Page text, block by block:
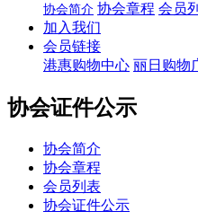
协会简介 协会章程 会员
加入我们
会员链接
港惠购物中心 丽日购物
协会证件公示
协会简介
协会章程
会员列表
协会证件公示